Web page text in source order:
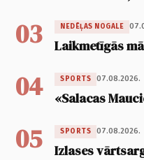
03 NEDĒĻAS NOGALE
Laikmetīgās
04 SPORTS 07.08.2026.
«Salacas
05 SPORTS 07.08.2026.
Izlases